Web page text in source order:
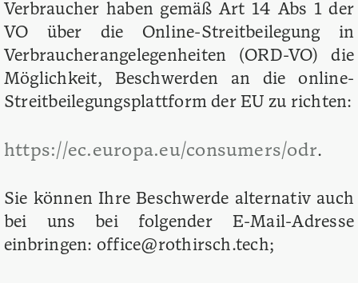
Verbraucher haben gemäß Art 14 Abs 1 der
VO über die Online-Streitbeilegung in
Verbraucherangelegenheiten (ORD-VO) die
Möglichkeit, Beschwerden an die online-
Streitbeilegungsplattform der EU zu richten:
https://ec.europa.eu/consumers/odr.
Sie können Ihre Beschwerde alternativ auch
bei uns bei folgender E-Mail-Adresse
einbringen: office@rothirsch.tech;